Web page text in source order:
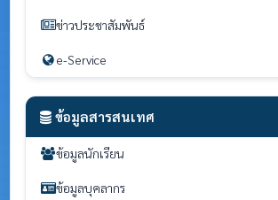
ข่าวประชาสัมพันธ์
e-Service
ข้อมูลสารสนเทศ
ข้อมูลนักเรียน
ข้อมูลบุคลากร